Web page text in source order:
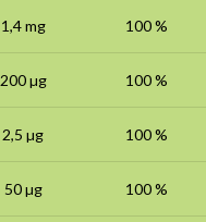
1,4 mg 100 %
200 µg 100 %
2,5 µg 100 %
50 µg 100 %